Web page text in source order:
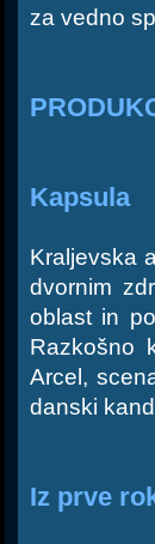
za vedno
Kapsula
Kraljevska
dvornim
oblast in
Razkošno
Arcel,
danski
Iz prve